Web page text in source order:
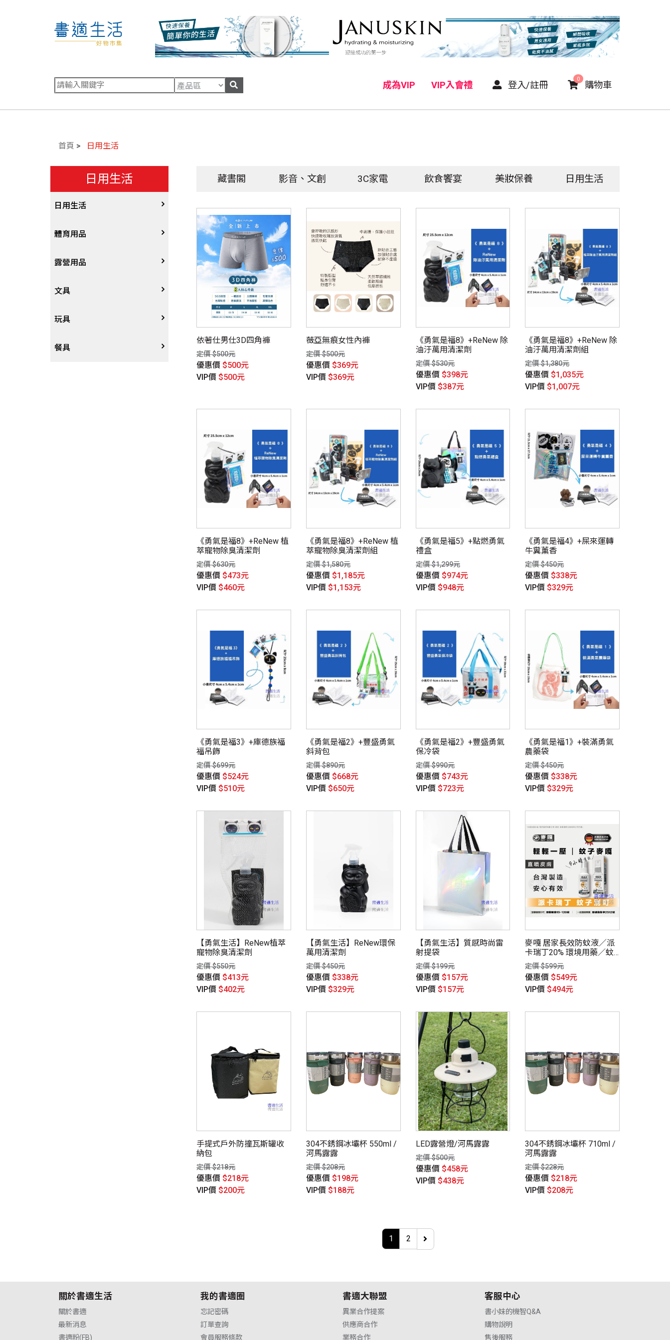
成為VIP VIP入會禮 登入/註冊 購物車
0
首頁 日用生活
日用生活
日用生活
日用生活
體育用品
高爾夫
露營用品
露營用品
文具
文具
玩具
玩具
餐具
藏書閣 影音、文創 3C家電 飲食饗宴 美妝保養 日用生活
依著仕男仕3D四角褲
定價 $500元
優惠價 $500元
VIP價 $500元
薇亞無痕女性內褲
定價 $500元
優惠價 $369元
VIP價 $369元
《勇氣是福8》+ReNew 除
油汙萬用清潔劑
定價 $530元
優惠價 $398元
VIP價 $387元
《勇氣是福8》+ReNew 除
油汙萬用清潔劑組
定價 $1,380元
優惠價 $1,035元
VIP價 $1,007元
《勇氣是福8》+ReNew 植
萃寵物除臭清潔劑
定價 $630元
優惠價 $473元
VIP價 $460元
《勇氣是福8》+ReNew 植
萃寵物除臭清潔劑組
定價 $1,580元
優惠價 $1,185元
VIP價 $1,153元
《勇氣是福5》+點燃勇氣
禮盒
定價 $1,299元
優惠價 $974元
VIP價 $948元
《勇氣是福4》+屎來運轉
牛糞薰香
定價 $450元
優惠價 $338元
VIP價 $329元
《勇氣是福3》+庫德族福
福吊飾
定價 $699元
優惠價 $524元
VIP價 $510元
《勇氣是福2》+豐盛勇氣
斜背包
定價 $890元
優惠價 $668元
VIP價 $650元
《勇氣是福2》+豐盛勇氣
保冷袋
定價 $990元
優惠價 $743元
VIP價 $723元
《勇氣是福1》+裝滿勇氣
農藥袋
定價 $450元
優惠價 $338元
VIP價 $329元
【勇氣生活】ReNew植萃
寵物除臭清潔劑
定價 $550元
優惠價 $413元
VIP價 $402元
【勇氣生活】ReNew環保
萬用清潔劑
定價 $450元
優惠價 $338元
VIP價 $329元
【勇氣生活】質感時尚雷
射提袋
定價 $199元
優惠價 $157元
VIP價 $157元
麥嘎 居家長效防蚊液／派
卡瑞丁20% 環境用藥／蚊
子、小黑蚊強效防蚊
定價 $599元
優惠價 $549元
VIP價 $494元
手提式戶外防撞瓦斯罐收
納包
定價 $218元
優惠價 $218元
VIP價 $200元
304不銹鋼冰壩杯 550ml /
河馬露露
定價 $208元
優惠價 $198元
VIP價 $188元
LED露營燈/河馬露露
定價 $500元
優惠價 $458元
VIP價 $438元
304不銹鋼冰壩杯 710ml /
河馬露露
定價 $228元
優惠價 $218元
VIP價 $208元
1 2
關於書適生活
關於書適
最新消息
書適粉(FB)
我的書適圈
忘記密碼
訂單查詢
會員服務條款
書適大聯盟
異業合作提案
供應商合作
業務合作
客服中心
書小妹的機智Q&A
購物說明
售後服務